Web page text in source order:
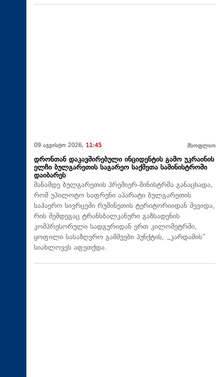
09 აგვისტო 2026, 11:45 მსოფლიო
დრონთან დაკავშირებული ინციდენტის გამო უკრაინის
ელჩი ბულგარეთის საგარეო საქმეთა სამინისტროში
დაიბარეს
მანამდე ბულგარეთის პრემიერ-მინისტრმა განაცხადა,
რომ უპილოტო საფრენი აპარატი ბულგარეთის
საჰაერო სივრცეში რუმინეთის ტერიტორიიდან შევიდა,
რის შემდეგაც ტრანსბალკანური გაზსადენის
კომპრესორული სადგურიდან ერთ კილომეტრში,
ყოფილი სასაზღვრო გამშვები პუნქტის, „კარდამის“
სიახლოვეს აფეთქდა.